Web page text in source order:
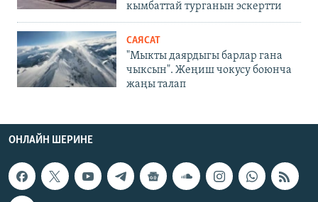
кымбаттай турганын эскертти
САЯСАТ
"Мыкты даярдыгы барлар гана
чыксын". Жеңиш чокусу боюнча
жаңы талап
ОНЛАЙН ШЕРИНЕ